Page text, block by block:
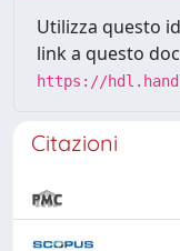
Utilizza questo
link a questo
https://
Citazioni